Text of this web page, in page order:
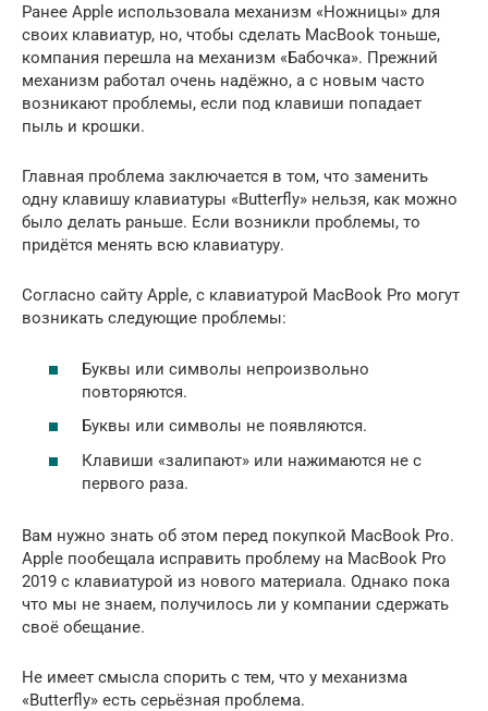
Ранее Apple использовала механизм «Ножницы» для
своих клавиатур, но, чтобы сделать MacBook тоньше,
компания перешла на механизм «Бабочка». Прежний
механизм работал очень надёжно, а с новым часто
возникают проблемы, если под клавиши попадает
пыль и крошки.
Главная проблема заключается в том, что заменить
одну клавишу клавиатуры «Butterfly» нельзя, как можно
было делать раньше. Если возникли проблемы, то
придётся менять всю клавиатуру.
Согласно сайту Apple, с клавиатурой MacBook Pro могут
возникать следующие проблемы:
Буквы или символы непроизвольно
повторяются.
Буквы или символы не появляются.
Клавиши «залипают» или нажимаются не с
первого раза.
Вам нужно знать об этом перед покупкой MacBook Pro.
Apple пообещала исправить проблему на MacBook Pro
2019 с клавиатурой из нового материала. Однако пока
что мы не знаем, получилось ли у компании сдержать
своё обещание.
Не имеет смысла спорить с тем, что у механизма
«Butterfly» есть серьёзная проблема.